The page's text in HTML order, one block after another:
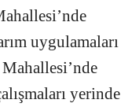
uygulamaları
yerinde